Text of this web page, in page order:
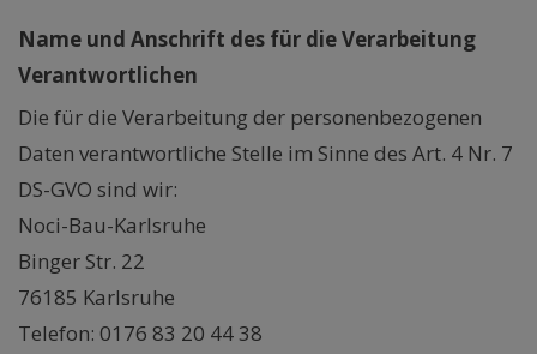
Name und Anschrift des für die Verarbeitung
Verantwortlichen
Die für die Verarbeitung der personenbezogenen
Daten verantwortliche Stelle im Sinne des Art. 4 Nr. 7
DS-GVO sind wir:
Noci-Bau-Karlsruhe
Binger Str. 22
76185 Karlsruhe
Telefon: 0176 83 20 44 38